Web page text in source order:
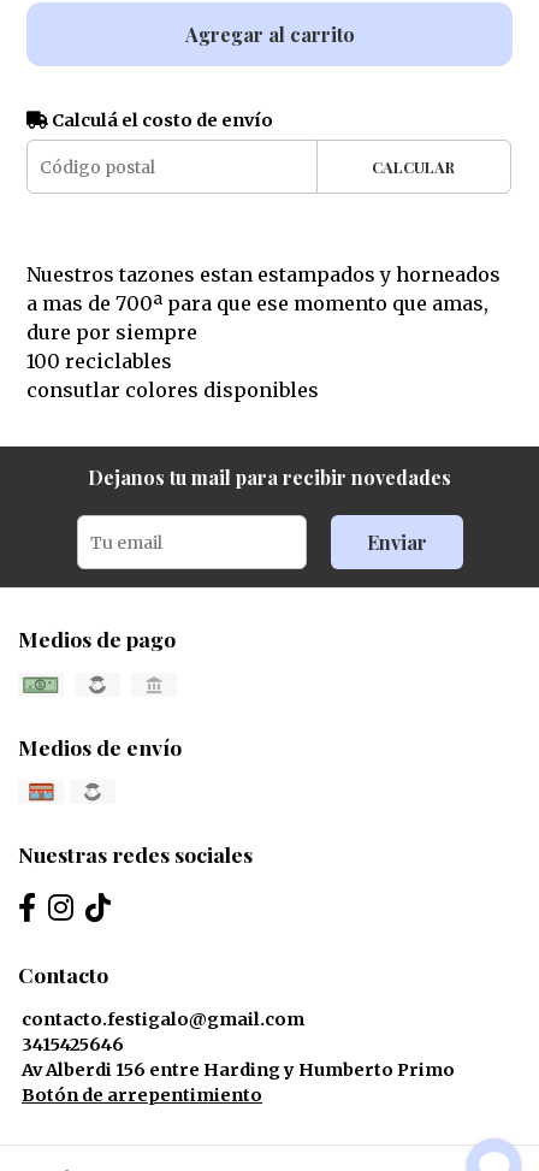
Agregar al carrito
Calculá el costo de envío
CALCULAR
Nuestros tazones estan estampados y horneados
a mas de 700ª para que ese momento que amas,
dure por siempre
100 reciclables
consutlar colores disponibles
Dejanos tu mail para recibir novedades
Enviar
Medios de pago
Medios de envío
Nuestras redes sociales
Contacto
contacto.festigalo@gmail.com
3415425646
Av Alberdi 156 entre Harding y Humberto Primo
Botón de arrepentimiento